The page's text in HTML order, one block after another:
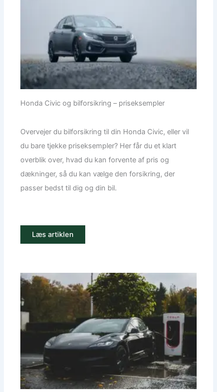
Honda Civic og bilforsikring – priseksempler
Overvejer du bilforsikring til din Honda Civic, eller vil
du bare tjekke priseksempler? Her får du et klart
overblik over, hvad du kan forvente af pris og
dækninger, så du kan vælge den forsikring, der
passer bedst til dig og din bil.
Læs artiklen